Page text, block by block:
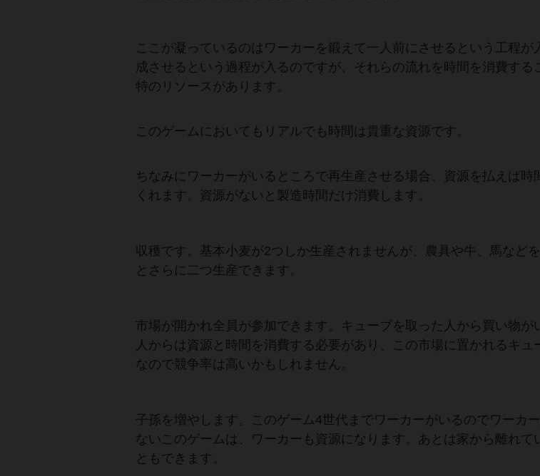
ここが凝っているのはワーカーを鍛えて一人前にさせるという工程が
成させるという過程が入るのですが、それらの流れを時間を消費する
特のリソースがあります。
このゲームにおいてもリアルでも時間は貴重な資源です。
ちなみにワーカーがいるところで再生産させる場合、資源を払えば時
くれます。資源がないと製造時間だけ消費します。
収穫です。基本小麦が2つしか生産されませんが、農具や牛、馬など
とさらに二つ生産できます。
市場が開かれ全員が参加できます。キューブを取った人から買い物が
人からは資源と時間を消費する必要があり、この市場に置かれるキュ
なので競争率は高いかもしれません。
子孫を増やします。このゲーム4世代までワーカーがいるのでワーカ
ないこのゲームは、ワーカーも資源になります。あとは家から離れて
ともできます。